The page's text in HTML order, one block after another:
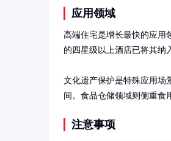
应用领域
高端住宅是增长最快的应用
的四星级以上酒店已将其纳
文化遗产保护是特殊应用场
间。食品仓储领域则侧重食
注意事项